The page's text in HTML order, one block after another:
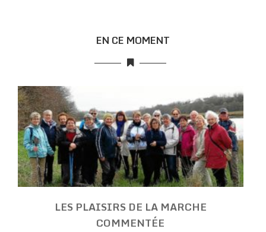
EN CE MOMENT
LES PLAISIRS DE LA MARCHE
COMMENTÉE